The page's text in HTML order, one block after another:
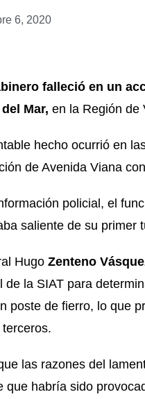
6, 2020
falleció en un
Mar, en la Región de
hecho ocurrió en
de Avenida Viana
policial, el
saliente de su primer
Hugo Zenteno
de la SIAT para
poste de fierro, lo que
las razones del
que habría sido